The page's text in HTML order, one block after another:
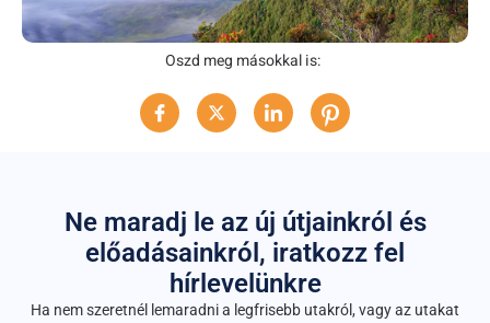
Oszd meg másokkal is:
Ne maradj le az új útjainkról és
előadásainkról, iratkozz fel
hírlevelünkre
Ha nem szeretnél lemaradni a legfrisebb utakról, vagy az utakat